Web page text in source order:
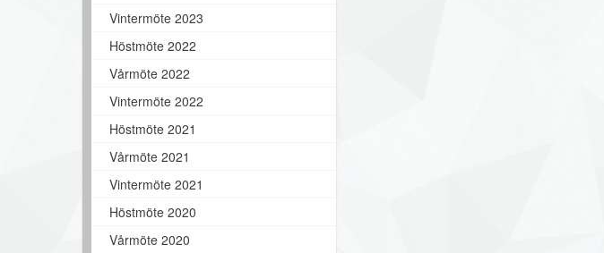
Vintermöte 2023
Höstmöte 2022
Vårmöte 2022
Vintermöte 2022
Höstmöte 2021
Vårmöte 2021
Vintermöte 2021
Höstmöte 2020
Vårmöte 2020